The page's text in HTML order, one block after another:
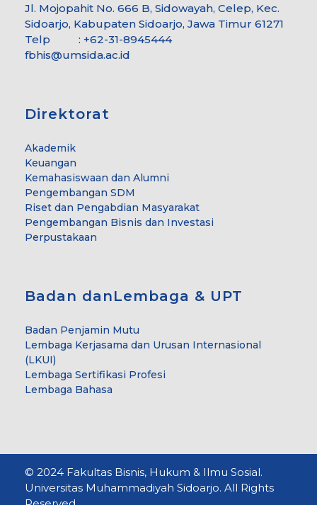
Jl. Mojopahit No. 666 B, Sidowayah, Celep, Kec.
Sidoarjo, Kabupaten Sidoarjo, Jawa Timur 61271
Telp : +62-31-8945444
fbhis@umsida.ac.id
Direktorat
Akademik
Keuangan
Kemahasiswaan dan Alumni
Pengembangan SDM
Riset dan Pengabdian Masyarakat
Pengembangan Bisnis dan Investasi
Perpustakaan
Badan danLembaga & UPT
Badan Penjamin Mutu
Lembaga Kerjasama dan Urusan Internasional
(LKUI)
Lembaga Sertifikasi Profesi
Lembaga Bahasa
© 2024 Fakultas Bisnis, Hukum & Ilmu Sosial.
Universitas Muhammadiyah Sidoarjo. All Rights